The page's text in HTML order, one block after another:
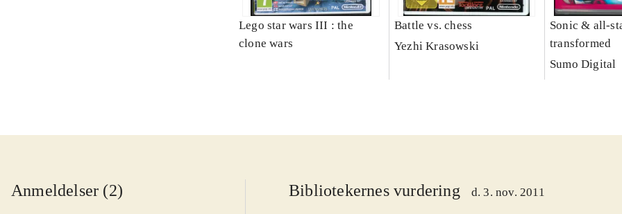
Lego star wars III : the
clone wars
Battle vs. chess
Yezhi Krasowski
Sonic & all-
transformed
Sumo Digital
Anmeldelser (2) Bibliotekernes vurdering d. 3. nov. 2011